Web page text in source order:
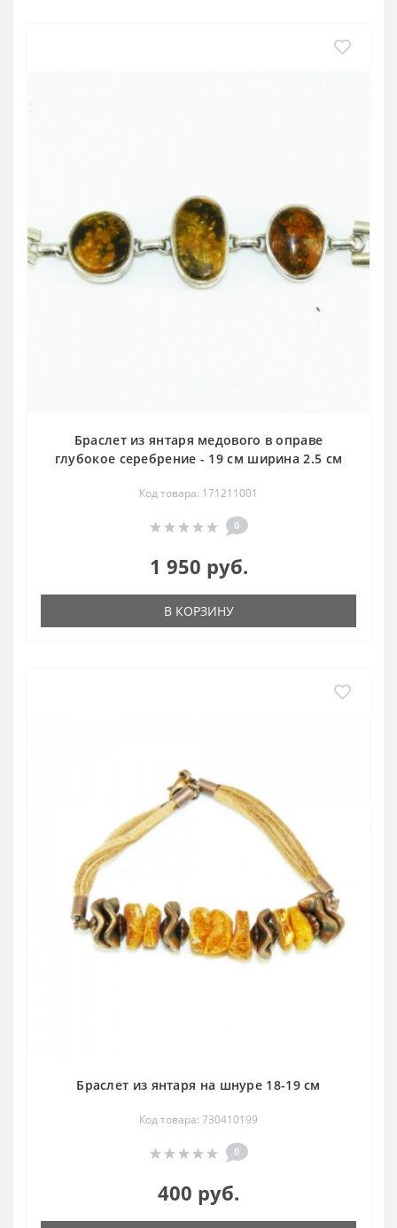
Браслет из янтаря медового в оправе
глубокое серебрение - 19 см ширина 2.5 см
Код товара: 171211001
0
1 950 руб.
В КОРЗИНУ
Браслет из янтаря на шнуре 18-19 см
Код товара: 730410199
0
400 руб.